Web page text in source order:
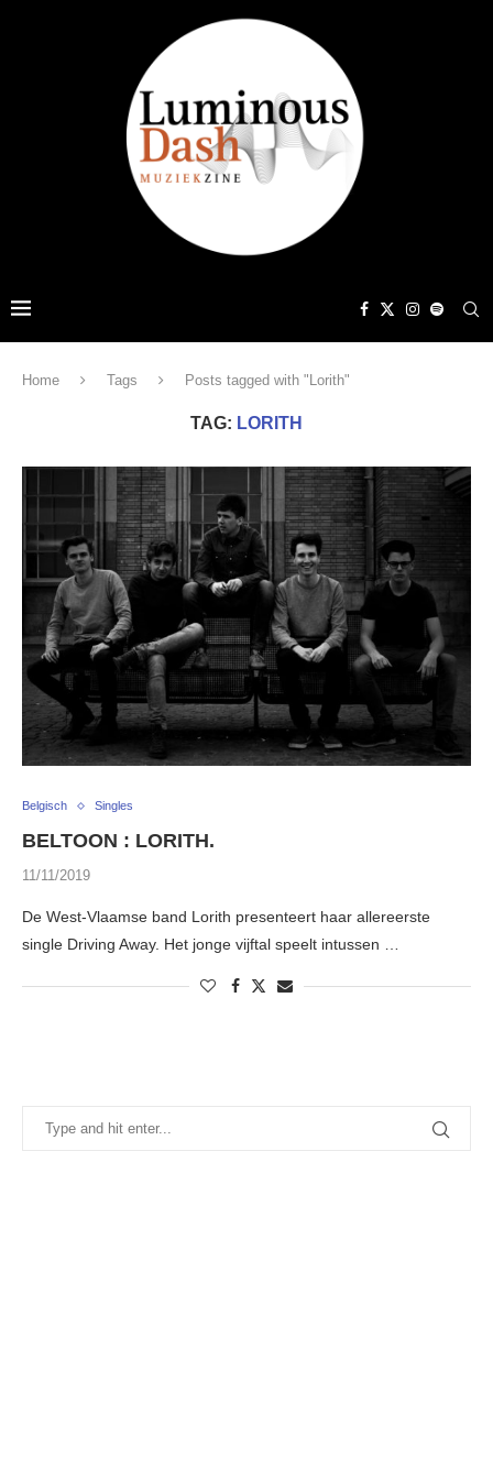
Home Tags Posts tagged with "Lorith"
TAG: LORITH
Belgisch Singles
BELTOON : LORITH.
11/11/2019
De West-Vlaamse band Lorith presenteert haar allereerste
single Driving Away. Het jonge vijftal speelt intussen …